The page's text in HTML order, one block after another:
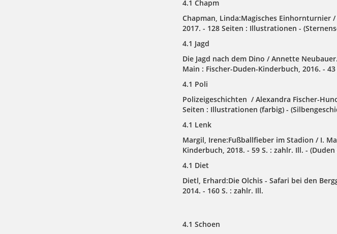
4.1 Chapm
Chapman, Linda:Magisches Einhornturnier
2017. - 128 Seiten : Illustrationen -
4.1 Jagd
Die Jagd nach dem Dino / Annette
Main : Fischer-Duden-Kinderbuch, 2016. -
4.1 Poli
Polizeigeschichten / Alexandra Fischer-
Seiten : Illustrationen (farbig) -
4.1 Lenk
Margil, Irene:Fußballfieber im Stadion / I.
Kinderbuch, 2018. - 59 S. : zahlr. Ill. -
4.1 Diet
Dietl, Erhard:Die Olchis - Safari bei den
2014. - 160 S. : zahlr. Ill.
4.1 Schoen